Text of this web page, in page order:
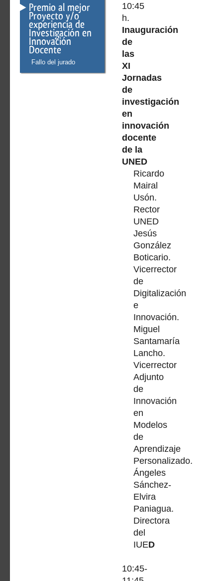
Premio al mejor
Proyecto y/o
experiencia de
Investigación en
Innovación
Docente
Fallo del jurado
10:45
h.
Inauguración
de
las
XI
Jornadas
de
investigación
en
innovación
docente
de la
UNED
Ricardo
Mairal
Usón.
Rector
UNED
Jesús
González
Boticario.
Vicerrector
de
Digitalización
e
Innovación.
Miguel
Santamaría
Lancho.
Vicerrector
Adjunto
de
Innovación
en
Modelos
de
Aprendizaje
Personalizado.
Ángeles
Sánchez-
Elvira
Paniagua.
Directora
del
IUED
10:45-